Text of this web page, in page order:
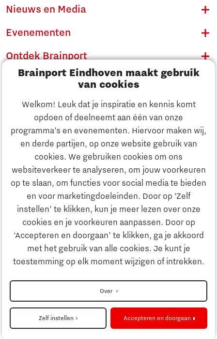
Brainport Eindhoven maakt gebruik
van cookies
Welkom! Leuk dat je inspiratie en kennis komt
opdoen of deelneemt aan één van onze
programma’s en evenementen. Hiervoor maken wij,
en derde partijen, op onze website gebruik van
cookies. We gebruiken cookies om ons
websiteverkeer te analyseren, om jouw voorkeuren
op te slaan, om functies voor social media te bieden
en voor marketingdoeleinden. Door op ‘Zelf
instellen’ te klikken, kun je meer lezen over onze
cookies en je voorkeuren aanpassen. Door op
‘Accepteren en doorgaan’ te klikken, ga je akkoord
met het gebruik van alle cookies. Je kunt je
toestemming op elk moment wijzigen of intrekken.
Over
Zelf instellen Accepteren en doorgaan
Ontdek Brainport
Innovatie
Ondernemen
Onderwijs
Strategie & Organisatie
Nieuws en Media
Evenementen
Ontdek Brainport
Innovatie
Ondernemen
Onderwijs
Maatschappelijk
Strategie & Organisatie
Zoeken
Contact
Naar internationale website
Privacyverklaring
Cookieinstellingen